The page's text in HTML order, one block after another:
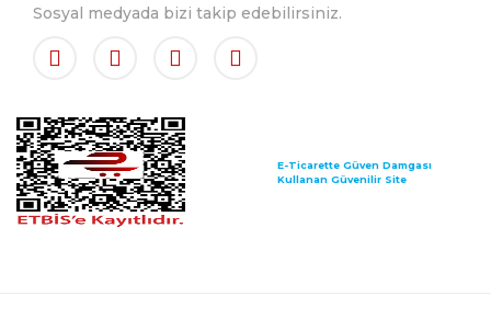
Sosyal medyada bizi takip edebilirsiniz.
E-Ticarette Güven Damgası
Kullanan Güvenilir Site